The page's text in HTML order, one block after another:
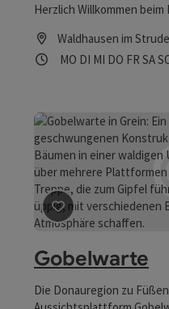
Herzlich Willkommen
Waldhausen im
Öffnungszeiten
MO Montag geöffnet
DI Dienstag
MI Mittwoch
DO FR SA
Beitrag merken
Gobelwarte
Die Donauregion zu